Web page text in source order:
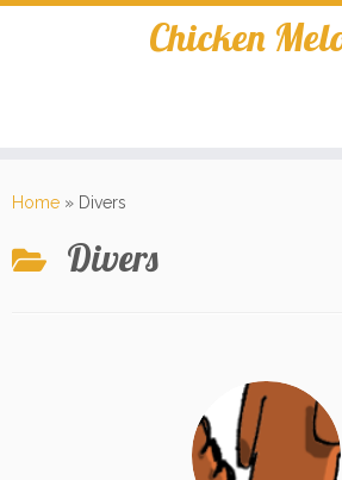
Skip
Chicken
Home » Divers
Divers